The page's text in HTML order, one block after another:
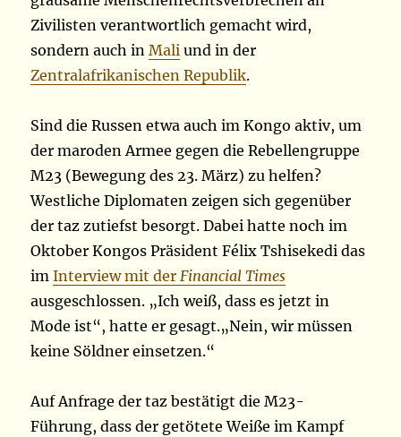
Zivilisten verantwortlich gemacht wird,
sondern auch inMali und in der
Zentralafrikanischen Republik.
Sind die Russen etwa auch im Kongo aktiv, um
der maroden Armee gegen die Rebellengruppe
M23 (Bewegung des 23. März) zu helfen?
Westliche Diplomaten zeigen sich gegenüber
der taz zutiefst besorgt. Dabei hatte noch im
Oktober Kongos Präsident Félix Tshisekedi das
imInterview mit derFinancial Times
ausgeschlossen. „Ich weiß, dass es jetzt in
Mode ist“, hatte er gesagt.„Nein, wir müssen
keine Söldner einsetzen.“
Auf Anfrage der taz bestätigt die M23-
Führung, dass der getötete Weiße im Kampf